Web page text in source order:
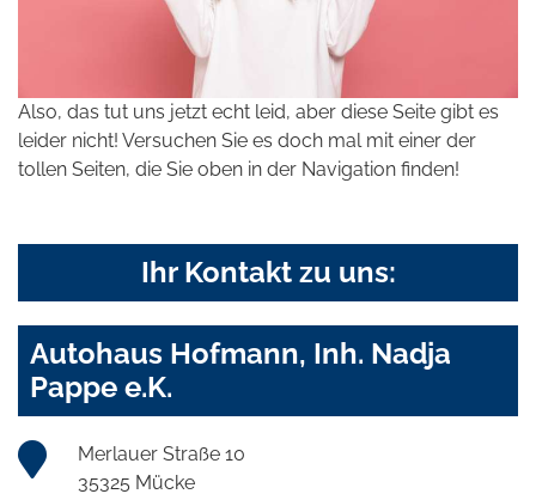
Also, das tut uns jetzt echt leid, aber diese Seite gibt es
leider nicht! Versuchen Sie es doch mal mit einer der
tollen Seiten, die Sie oben in der Navigation finden!
Ihr Kontakt zu uns:
Autohaus Hofmann, Inh. Nadja
Pappe e.K.
Merlauer Straße 10
35325 Mücke